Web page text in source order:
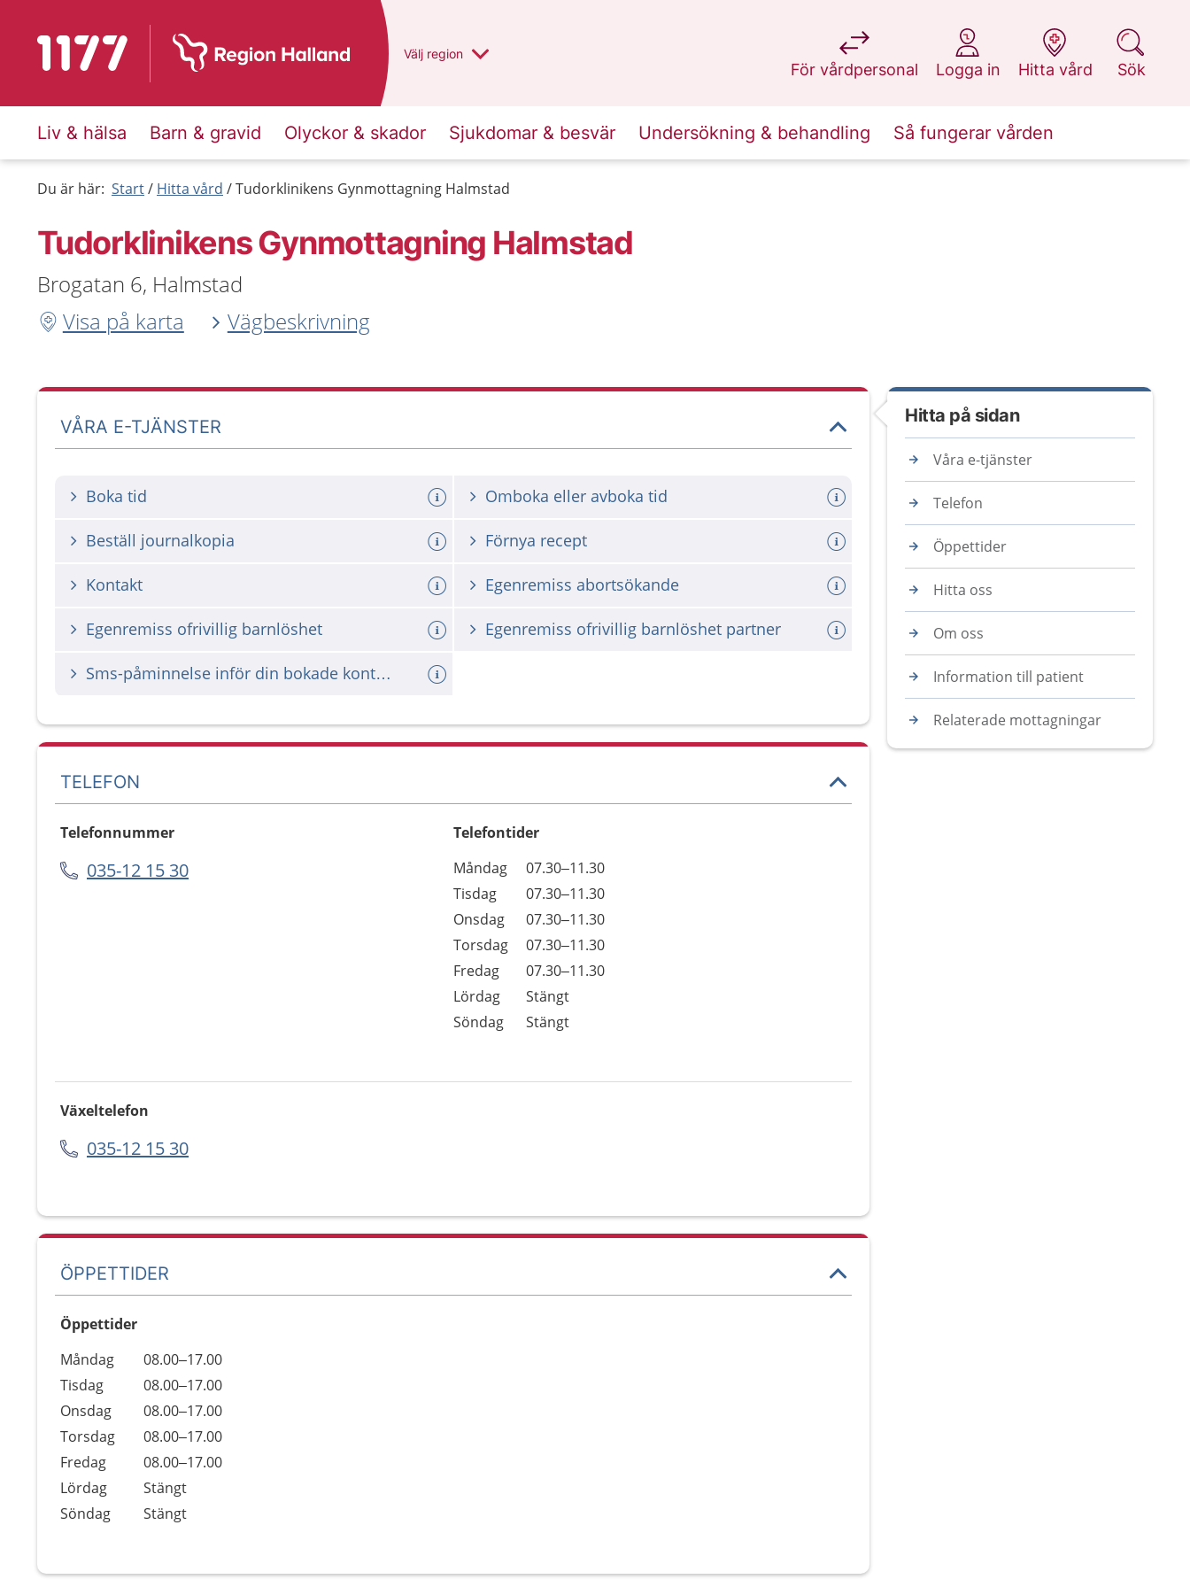
Till startsidan för 1177 Du har valt region
Välj en annan
region
För vårdpersonal
på 1177.se
Logga in
på 1177.se
Hitta vård
på 1177.se
Sök
på 1177.se
Liv & hälsa Barn & gravid Olyckor & skador Sjukdomar & besvär Undersökning & behandling Så fungerar vården
Du är här: Start Hitta vård Tudorklinikens Gynmottagning Halmstad
Tudorklinikens Gynmottagning Halmstad
Brogatan 6, Halmstad
Visa på karta
Vägbeskrivning
VÅRA E-TJÄNSTER
Boka tid Omboka eller avboka tid
Beställ journalkopia Förnya recept
Kontakt Egenremiss abortsökande
Egenremiss ofrivillig barnlöshet Egenremiss ofrivillig barnlöshet partner
Sms-påminnelse inför din bokade kontakt med vården
TELEFON
Telefonnummer
035-12 15 30
Telefontider
Dag
Öppettider
Kommentarer
Måndag
07.30–11.30
Tisdag
07.30–11.30
Onsdag
07.30–11.30
Torsdag
07.30–11.30
Fredag
07.30–11.30
Lördag
Stängt
Söndag
Stängt
Växeltelefon
035-12 15 30
ÖPPETTIDER
Öppettider
Dag
Öppettider
Kommentarer
Måndag
08.00–17.00
Tisdag
08.00–17.00
Onsdag
08.00–17.00
Torsdag
08.00–17.00
Fredag
08.00–17.00
Lördag
Stängt
Söndag
Stängt
Hitta på sidan
Våra e-tjänster
Telefon
Öppettider
Hitta oss
Om oss
Information till patient
Relaterade mottagningar